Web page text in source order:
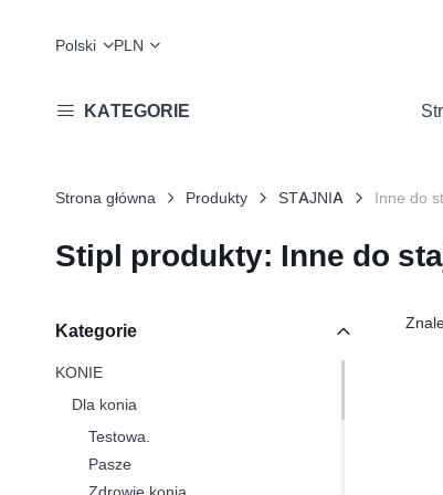
Polski PLN
KATEGORIE
Strona główna Produkty STAJNIA Inne do
Stipl produkty: Inne do
Kategorie
KONIE
Dla konia
Testowa.
Pasze
Zdrowie konia